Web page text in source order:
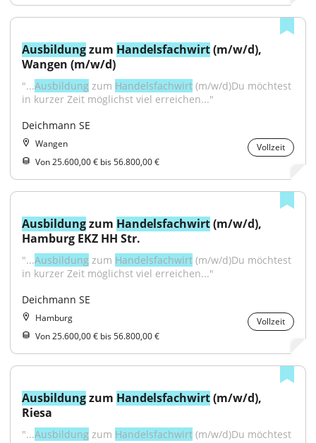
Ausbildung zum Handelsfachwirt (m/w/d),
Wangen (m/w/d)
"...Ausbildung zum Handelsfachwirt (m/w/d)Du möchtest
in kurzer Zeit möglichst viel erreichen..."
Deichmann SE
Wangen
Vollzeit
Von 25.600,00 € bis 56.800,00 €
Ausbildung zum Handelsfachwirt (m/w/d),
Hamburg EKZ HH Str.
"...Ausbildung zum Handelsfachwirt (m/w/d)Du möchtest
in kurzer Zeit möglichst viel erreichen..."
Deichmann SE
Hamburg
Vollzeit
Von 25.600,00 € bis 56.800,00 €
Ausbildung zum Handelsfachwirt (m/w/d),
Riesa
"...Ausbildung zum Handelsfachwirt (m/w/d)Du möchtest